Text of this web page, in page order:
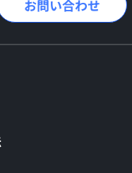
お問い合わせ